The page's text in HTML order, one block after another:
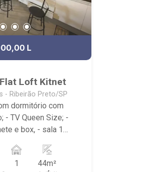
L
Apartamento - Flat Loft Kitnet
- Ribeirão Preto/SP
dormitório com
- TV Queen Size; -
- sala 1
de garagem, -
geladeira e
1
44m²